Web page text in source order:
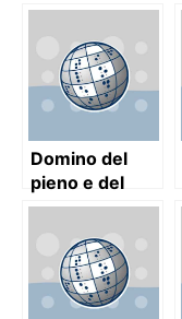
Domino del
pieno e del
vuoto